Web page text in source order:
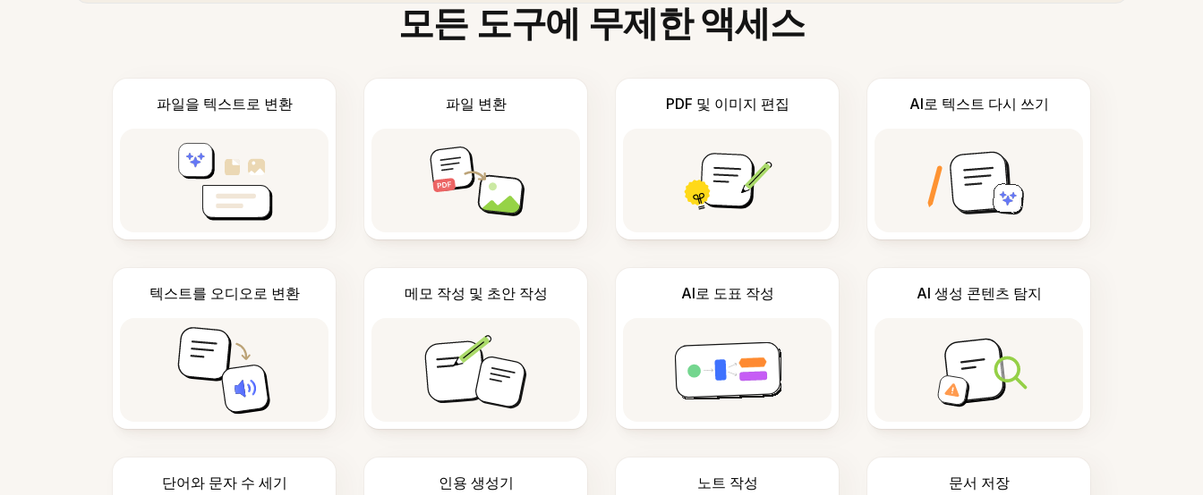
모든 도구에 무제한 액세스
파일을 텍스트로 변환 파일 변환 PDF 및 이미지 편집 AI로 텍스트 다시 쓰기
텍스트를 오디오로 변환 메모 작성 및 초안 작성 AI로 도표 작성 AI 생성 콘텐츠 탐지
단어와 문자 수 세기 인용 생성기 노트 작성 문서 저장